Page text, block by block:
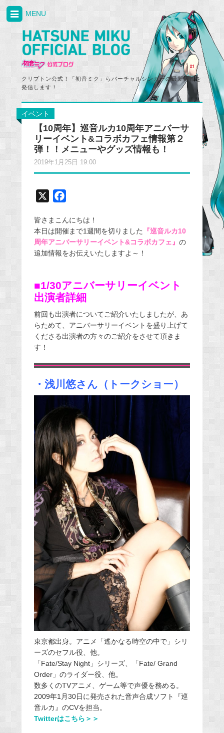
クリプトン公式！「初音ミク」らバーチャルシンガーの最新情報を
発信します！
MENU
イベント
【10周年】巡音ルカ10周年アニバーサ
リーイベント&コラボカフェ情報第２
弾！！メニューやグッズ情報も！
2019年1月25日 19:00
c
e
k
皆さまこんにちは！
本日は開催まで1週間を切りました 『巡音ルカ10
周年アニバーサリーイベント&コラボカフェ』 の
追加情報をお伝えいたしますよ～！
■1/30アニバーサリーイベント
出演者詳細
前回も出演者についてご紹介いたしましたが、あ
らためて、アニバーサリーイベントを盛り上げて
くださる出演者の方々のご紹介をさせて頂きま
す！
・浅川悠さん（トークショー）
東京都出身。アニメ「遙かなる時空の中で」シリ
ーズのセフル役、 他。
「Fate/Stay Night」シリーズ、「Fate/ Grand
Order」のライダー役、他。
数多くのTVアニメ、ゲーム等で声優を務める。
2009年1月30日に発売された音声合成ソフト『巡
音ルカ』 のCVを担当。
Twitterはこちら＞＞